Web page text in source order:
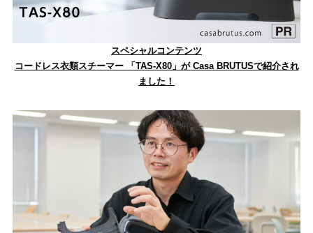
スペシャルコンテンツ
コードレス衣類スチーマー 「TAS-X80」が Casa BRUTUSで紹介され
ました！